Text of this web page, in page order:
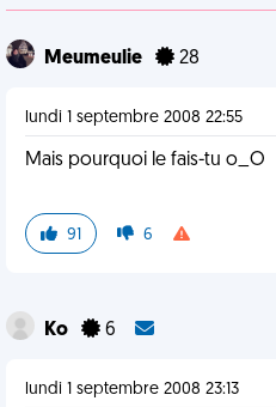
Meumeulie 28
lundi 1 septembre 2008 22:55
Mais pourquoi le fais-tu o_O
91 6
Ko 6
lundi 1 septembre 2008 23:13